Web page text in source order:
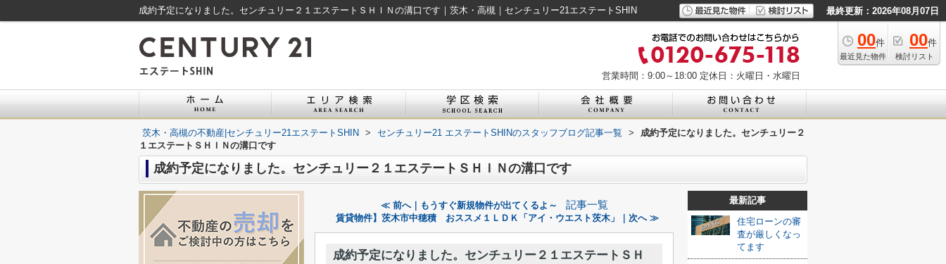
成約予定になりました。センチュリー２１エステートＳＨＩＮの溝口です｜茨木・高槻｜センチュリー21エステートSHIN 最終更新：2026年08月07日
00件
最近見た物件
00件
検討リスト
営業時間：9:00～18:00 定休日：火曜日・水曜日
茨木・高槻の不動産|センチュリー21エステートSHIN > センチュリー21 エステートSHINのスタッフブログ記事一覧 >
成約予定になりました。センチュリー２
１エステートＳＨＩＮの溝口です
成約予定になりました。センチュリー２１エステートＳＨＩＮの溝口です
≪ 前へ｜もうすぐ新規物件が出てくるよ～ 記事一覧
賃貸物件】茨木市中穂積 おススメ１ＬＤＫ「アイ・ウエスト茨木」｜次へ ≫
成約予定になりました。センチュリー２１エステートＳＨ
最新記事
住宅ローンの審
査が厳しくなっ
てます